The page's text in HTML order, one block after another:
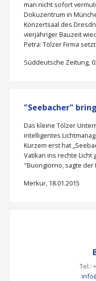
man nicht sofort
Dokuzentrum in
Konzertsaal des
vierjähriger Bauzeit
Petra: Tölzer Firma
Süddeutsche Zeitung,
"Seebacher"
Das kleine Tölzer
intelligentes
Kurzem erst hat
Vatikan ins rechte Licht
"Buongiorno, sagte der
Merkur, 18.01.2015
Tel.: